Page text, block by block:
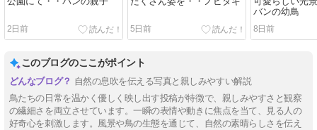
2日前 5日前
バンの幼鳥
8日前
このブログのここがポイント
自然の息吹を伝える写真と親しみやすい解説
鳥たちの日常を温かく優しく映し出す投稿が特徴で、親しみやすさと観察
の繊細さを両立させています。一瞬の表情や動きに焦点を当て、見る人の
好奇心を刺激します。風景や鳥の生態を通じて、自然の素晴らしさを伝え